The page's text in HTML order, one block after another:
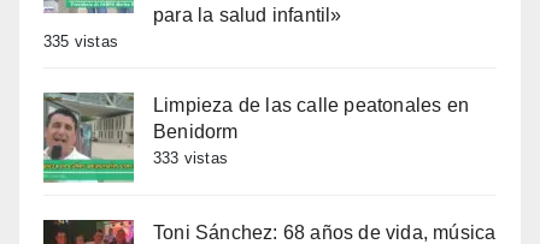
para la salud infantil»
335 vistas
Limpieza de las calle peatonales en
Benidorm
333 vistas
Toni Sánchez: 68 años de vida, música